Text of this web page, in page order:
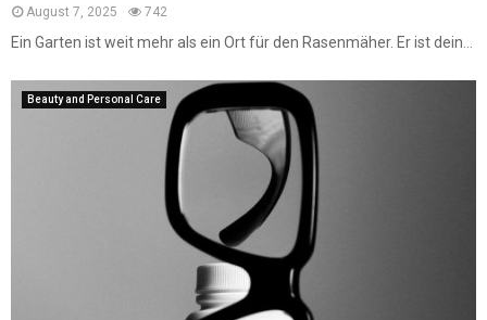
August 7, 2025 742
Ein Garten ist weit mehr als ein Ort für den Rasenmäher. Er ist dein...
Beauty and Personal Care